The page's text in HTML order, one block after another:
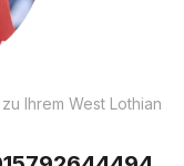
Ihrem West Lothian